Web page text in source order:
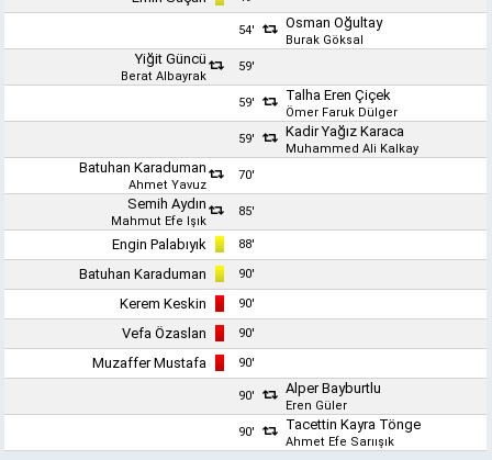
54' Osman Oğultay
Burak Göksal
Yiğit Güncü
Berat Albayrak
59'
59' Talha Eren Çiçek
Ömer Faruk Dülger
59'
Kadir Yağız Karaca
Muhammed Ali Kalkay
Batuhan Karaduman
Ahmet Yavuz
70'
Semih Aydın
Mahmut Efe Işık
85'
Engin Palabıyık 88'
Batuhan Karaduman 90'
Kerem Keskin 90'
Vefa Özaslan 90'
Muzaffer Mustafa 90'
90' Alper Bayburtlu
Eren Güler
90'
Tacettin Kayra Tönge
Ahmet Efe Sarıışık